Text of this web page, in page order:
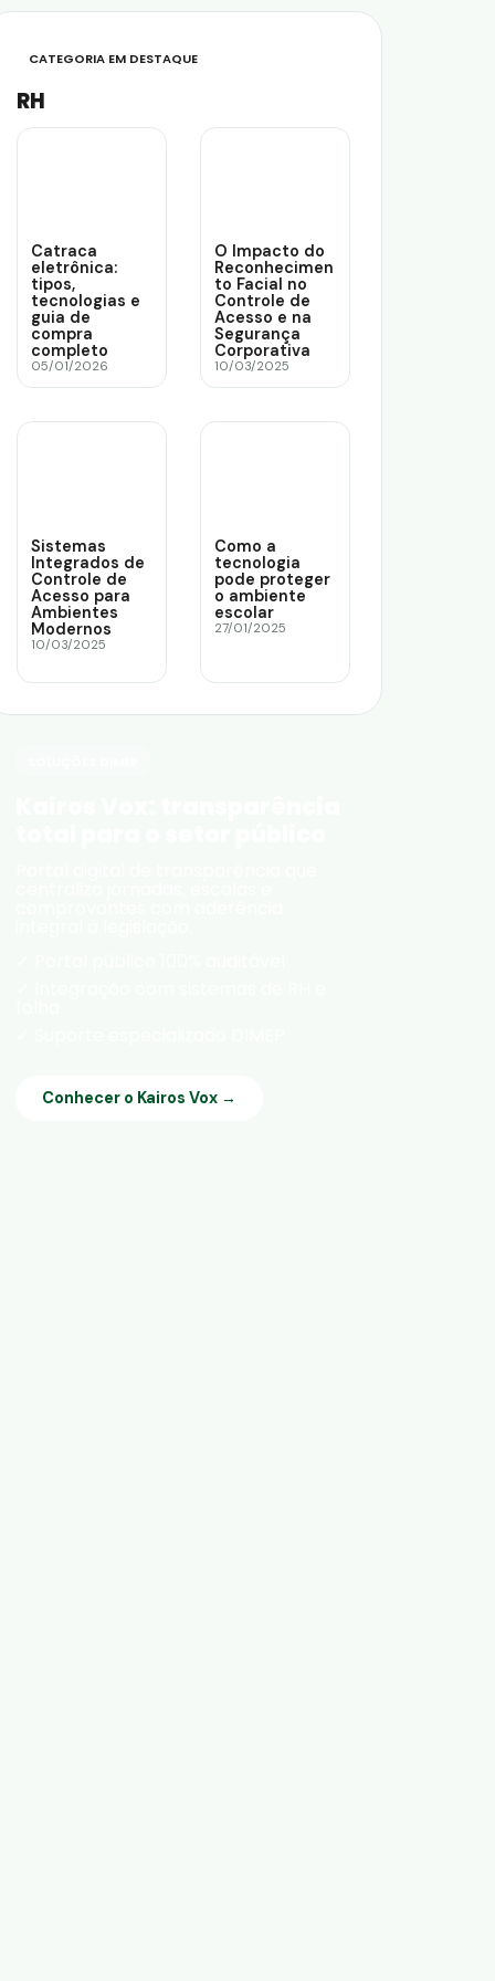
CATEGORIA EM DESTAQUE
RH
Catraca
eletrônica:
tipos,
tecnologias e
guia de
compra
completo
05/01/2026
O Impacto do
Reconhecimen
to Facial no
Controle de
Acesso e na
Segurança
Corporativa
10/03/2025
Sistemas
Integrados de
Controle de
Acesso para
Ambientes
Modernos
10/03/2025
Como a
tecnologia
pode proteger
o ambiente
escolar
27/01/2025
Conhecer o Kairos Vox →